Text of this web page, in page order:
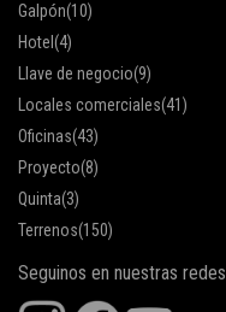
Galpón(10)
Hotel (4)
Llave de negocio(9)
Locales comerciales(41)
Oficinas(43)
Proyecto(8)
Quinta(3)
Terrenos(150)
Seguinos en nuestras redes